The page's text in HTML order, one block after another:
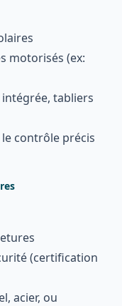
motorisés (ex:
tabliers
contrôle précis
(certification
acier, ou